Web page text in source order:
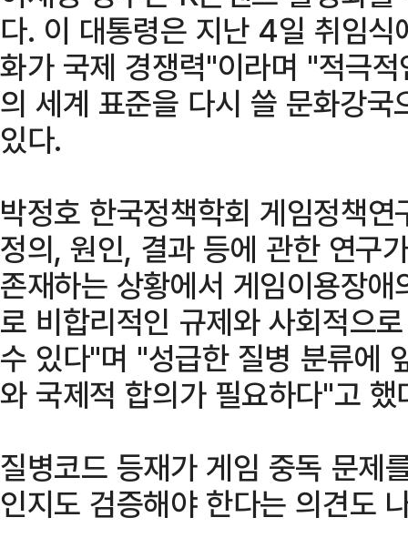
다. 이 대통령은 지난 4일 취임
화가 국제 경쟁력"이라며 "적극
의 세계 표준을 다시 쓸 문화강
있다.
박정호 한국정책학회 게임정책
정의, 원인, 결과 등에 관한 연구
존재하는 상황에서 게임이용장
로 비합리적인 규제와 사회적으
수 있다"며 "성급한 질병 분류에
와 국제적 합의가 필요하다"고 했
질병코드 등재가 게임 중독 문제
인지도 검증해야 한다는 의견도